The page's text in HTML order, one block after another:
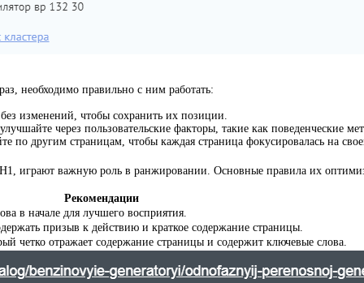
необходимо правильно с ним работать:
изменений, чтобы сохранить их позиции.
через пользовательские факторы, такие как поведенческие
по другим страницам, чтобы каждая страница фокусировалась на
играют важную роль в ранжировании. Основные правила их
Рекомендации
в начале для лучшего восприятия.
призыв к действию и краткое содержание страницы.
четко отражает содержание страницы и содержит ключевые слова.